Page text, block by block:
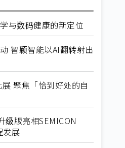
与数码健康的新定位
智颖智能以AI翻转射出
聚焦「恰到好处的自
级版亮相SEMICON
发展